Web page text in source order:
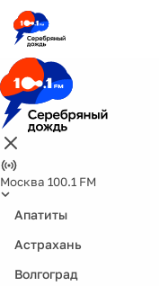
Москва 100.1 FM
Апатиты
Астрахань
Волгоград